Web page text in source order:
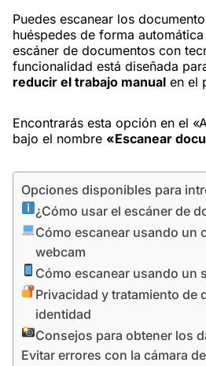
Puedes escanear los
huéspedes de forma
escáner de documentos con
funcionalidad está diseñada
reducir el trabajo manual en el
Encontrarás esta opción en el
bajo el nombre «Escanear
Opciones disponibles para
¿Cómo usar el escáner de
Cómo escanear usando un
webcam
Cómo escanear usando un
Privacidad y tratamiento de
identidad
Consejos para obtener los
Evitar errores con la cámara